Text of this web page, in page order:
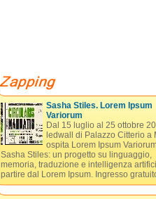
Sasha Stiles. Lorem Ipsum
Variorum
Dal 15 luglio al 25 ottobre
ledwall di Palazzo Citterio a
ospita Lorem Ipsum
Sasha Stiles: un progetto su linguaggio,
memoria, traduzione e intelligenza
partire dal Lorem Ipsum. Ingresso